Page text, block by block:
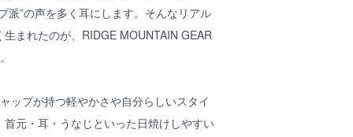
派”の声を多く耳にします。そんなリアル
まれたのが、RIDGE MOUNTAIN GEAR
ップが持つ軽やかさや自分らしいスタイ
首元・耳・うなじといった日焼けしやすい